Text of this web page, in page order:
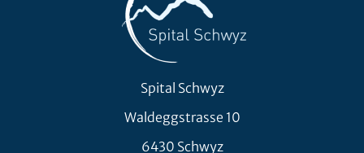
Spital Schwyz
Waldeggstrasse 10
6430 Schwyz